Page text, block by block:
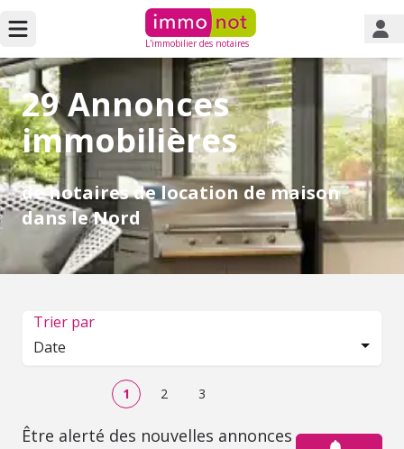
L'immobilier des notaires
29 Annonces
immobilières
de notaires de location de maison
dans le Nord
Trier par
Date
1 2 3
Être alerté des nouvelles annonces